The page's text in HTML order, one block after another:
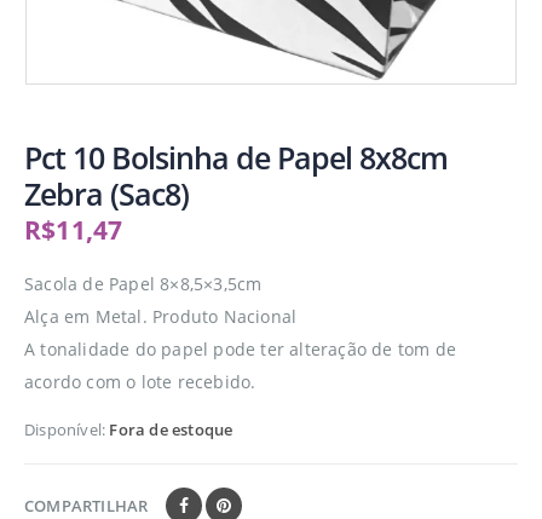
Pct 10 Bolsinha de Papel 8x8cm
Zebra (Sac8)
R$11,47
Sacola de Papel 8×8,5×3,5cm
Alça em Metal. Produto Nacional
A tonalidade do papel pode ter alteração de tom de
acordo com o lote recebido.
Disponível: Fora de estoque
COMPARTILHAR